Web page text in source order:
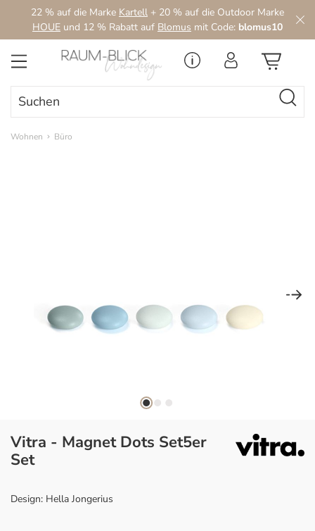
Zum Hauptinhalt springen
22 % auf die Marke Kartell + 20 % auf die Outdoor Marke
HOUE und 12 % Rabatt auf Blomus mit Code: blomus10
Wohnen Büro
Vitra - Magnet Dots Set5er
Set
Design: Hella Jongerius